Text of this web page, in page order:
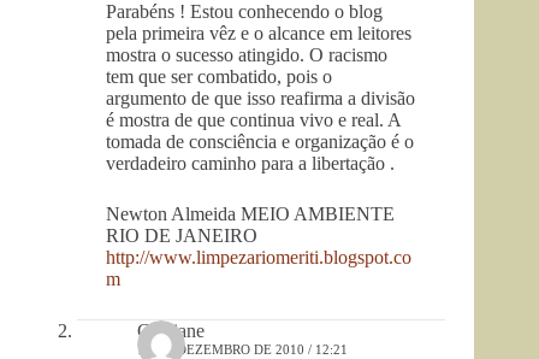
Parabéns ! Estou conhecendo o blog
pela primeira vêz e o alcance em leitores
mostra o sucesso atingido. O racismo
tem que ser combatido, pois o
argumento de que isso reafirma a divisão
é mostra de que continua vivo e real. A
tomada de consciência e organização é o
verdadeiro caminho para a libertação .
Newton Almeida MEIO AMBIENTE
RIO DE JANEIRO
http://www.limpezariomeriti.blogspot.co
m
Cristiane
19 DE DEZEMBRO DE 2010 / 12:21